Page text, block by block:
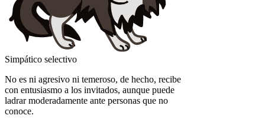
Simpático selectivo
No es ni agresivo ni temeroso, de hecho, recibe
con entusiasmo a los invitados, aunque puede
ladrar moderadamente ante personas que no
conoce.